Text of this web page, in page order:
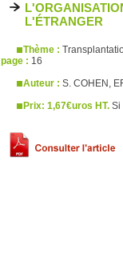
L'ÉTRANGER
Thème :
page : 16
Auteur : S. COHEN,
Prix: 1,67€uros HT. Si